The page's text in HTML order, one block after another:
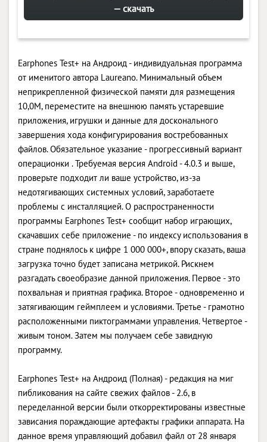
— скачать
Earphones Test+ на Андроид - индивидуальная программа
от именитого автора Laureano. Минимальный объем
неприкрепленной физической памяти для размещения
10,0M, переместите на внешнюю память устаревшие
приложения, игрушки и данные для досконального
завершения хода конфигурирования востребованных
файлов. Обязательное указание - прогрессивный вариант
операционки . Требуемая версия Android - 4.0.3 и выше,
проверьте подходит ли ваше устройство, из-за
недотягивающих системных условий, заработаете
проблемы с инсталляцией. О распространенности
программы Earphones Test+ сообщит набор играющих,
скачавших себе приложение - по индексу использования в
стране поднялось к цифре 1 000 000+, впору сказать, ваша
загрузка точно будет записана метрикой. Рискнем
разгадать своеобразие данной приложения. Первое - это
похвальная и приятная графика. Второе - одновременно и
затягивающим геймплеем и условиями. Третье - грамотно
расположенными пиктограммами управления. Четвертое -
живым тоном. Затем мы получаем себе завидную
программу.
Earphones Test+ на Андроид (Полная) - редакция на миг
пибликования на сайте свежих файлов - 2.6, в
переделанной версии были откорректированы известные
зависания пораждающие артефакты графики аппарата. На
данное время управляющий добавил файл от 28 января